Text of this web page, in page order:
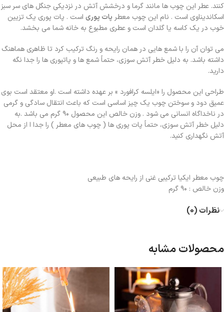
کنند. عطر این چوب ها مانند گرما و درخشش آتش در نزدیکی جنگل های سر سبز
اسکاندیناوی است . نام این چوب معطر پات پوری است . پات پوری یک تزیین
خوب در یک کاسه یا گلدان است و عطری مطبوع به خانه شما می بخشد.
می توان آن را با شمع هایی در همان رایحه و رنگ ترکیب کرد تا ظاهری هماهنگ
داشته باشد. به دلیل خطر آتش سوزی، حتماً شمع ها و پاتپوری ها را جدا نگه
دارید.
طراحی این محصول را «ایلسه کرافورد » بر عهده داشته است .او معتقد است بوی
عمیق دود و سوختن چوب یک چیز اساسی است که باعث انتقال سادگی و گرمی
در ناخداگاه انسانی می شود . وزن خالص این محصول ۹۰ گرم می باشد .به
دلیل خطر آتش سوزی، حتماً پات پوری ها ( چوب های معطر ) را جدا ا از محل
آتش نگهداری کنید.
چوب معطر ایکیا ترکیبی غنی از رایحه های طبیعی
وزن خالص : ۹۰ گرم
نظرات (0)
محصولات مشابه